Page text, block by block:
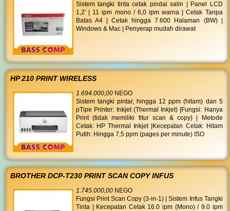
Sistem tangki tinta cetak pindai salin | Panel LCD
1,2' | 11 ipm mono / 6,0 ipm warna | Cetak Tanpa
Batas A4 | Cetak hingga 7.600 Halaman (BW) |
Windows & Mac | Penyerap mudah dirawat
HP 210 PRINT WIRELESS
1.694.000,00 NEGO
Sistem tangki pintar, hingga 12 ppm (hitam) dan 5
pTipe Printer: Inkjet (Thermal Inkjet) |Fungsi: Hanya
Print (tidak memiliki fitur scan & copy) | Metode
Cetak: HP Thermal Inkjet |Kecepatan Cetak: Hitam
Putih: Hingga 7,5 ppm (pages per minute) ISO
BROTHER DCP-T230 PRINT SCAN COPY INFUS
1.745.000,00 NEGO
Fungsi Print Scan Copy (3-in-1) | Sistem Infus Tangki
Tinta | Kecepatan Cetak 16.0 ipm (Mono) / 9.0 ipm